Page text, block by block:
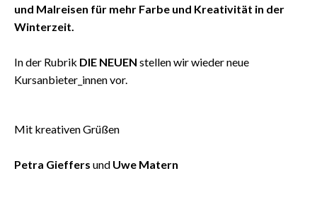
und Malreisen für mehr Farbe und Kreativität in der
Winterzeit.
In der Rubrik DIE NEUEN stellen wir wieder neue
Kursanbieter_innen vor.
Mit kreativen Grüßen
Petra Gieffers und Uwe Matern